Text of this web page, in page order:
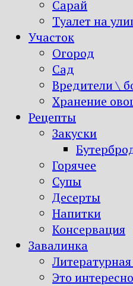
Сарай
Туалет на
Участок
Огород
Сад
Вредители \
Хранение
Рецепты
Закуски
Горячее
Супы
Десерты
Напитки
Консервация
Завалинка
Это интересно